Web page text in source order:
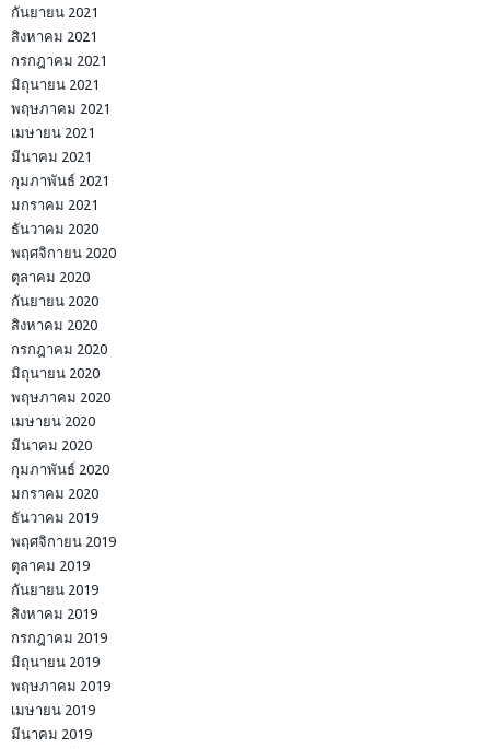
กันยายน 2021
สิงหาคม 2021
กรกฎาคม 2021
มิถุนายน 2021
พฤษภาคม 2021
เมษายน 2021
มีนาคม 2021
กุมภาพันธ์ 2021
มกราคม 2021
ธันวาคม 2020
พฤศจิกายน 2020
ตุลาคม 2020
กันยายน 2020
สิงหาคม 2020
กรกฎาคม 2020
มิถุนายน 2020
พฤษภาคม 2020
เมษายน 2020
มีนาคม 2020
กุมภาพันธ์ 2020
มกราคม 2020
ธันวาคม 2019
พฤศจิกายน 2019
ตุลาคม 2019
กันยายน 2019
สิงหาคม 2019
กรกฎาคม 2019
มิถุนายน 2019
พฤษภาคม 2019
เมษายน 2019
มีนาคม 2019